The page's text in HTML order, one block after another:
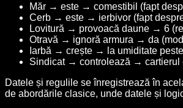
Măr → este → comestibil (fapt
Cerb → este → ierbivor (fapt
Lovitură → provoacă daune → 6
Otravă → ignoră armura → da
Iarbă → crește → la umiditate
Sindicat → controlează → cartierul
Datele și regulile se înregistrează în
de abordările clasice, unde datele și